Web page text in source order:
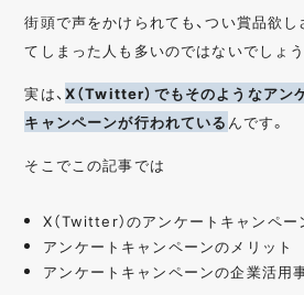
街頭で声をかけられても、つい賞品欲
てしまった人も多いのではないでしょう
実は、X（Twitter）でもそのようなアン
キャンペーンが行われている んです。
そこでこの記事では
X（Twitter）のアンケートキャンペー
アンケートキャンペーンのメリット
アンケートキャンペーンの企業活用